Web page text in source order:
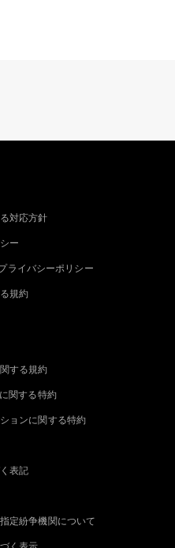
対応方針
ー
ライバシーポリシー
規約
する規約
関する特約
ョンに関する特約
表記
定紛争機関について